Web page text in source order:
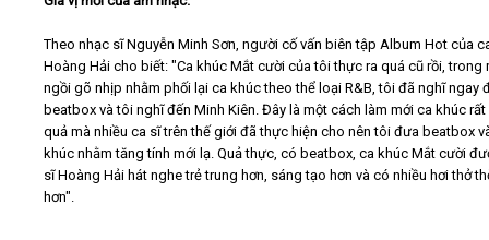
Theo nhạc sĩ Nguyễn Minh Sơn, người cố vấn biên tập Album Hot của
Hoàng Hải cho biết: "Ca khúc Mắt cười của tôi thực ra quá cũ rồi, trong
ngồi gõ nhịp nhằm phối lại ca khúc theo thể loại R&B, tôi đã nghĩ ngay
beatbox và tôi nghĩ đến Minh Kiên. Đây là một cách làm mới ca khúc rất
quả mà nhiều ca sĩ trên thế giới đã thực hiện cho nên tôi đưa beatbox
khúc nhằm tăng tính mới lạ. Quả thực, có beatbox, ca khúc Mắt cười
sĩ Hoàng Hải hát nghe trẻ trung hơn, sáng tạo hơn và có nhiều hơi thở
hơn".